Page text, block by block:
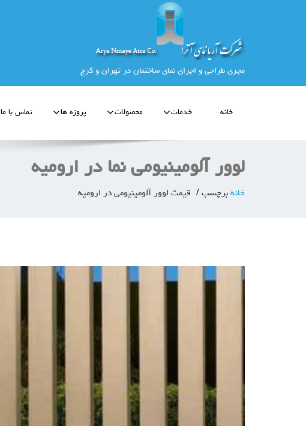
مجری طراحی و اجرای نمای ساختمان در تهران و کرج
خانه خدمات محصولات پروژه ها تماس با ما
لوور آلومینیومی نما در ارومیه
خانه برچسب قیمت لوور آلومینیومی در ارومیه